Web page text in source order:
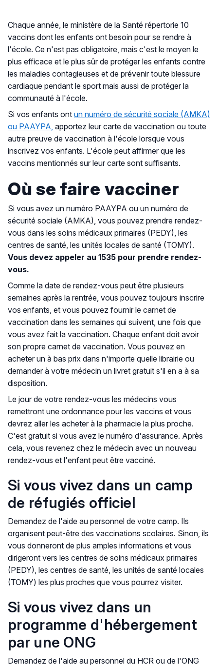
Chaque année, le ministère de la Santé répertorie 10
vaccins dont les enfants ont besoin pour se rendre à
l'école. Ce n'est pas obligatoire, mais c'est le moyen le
plus efficace et le plus sûr de protéger les enfants contre
les maladies contagieuses et de prévenir toute blessure
cardiaque pendant le sport mais aussi de protéger la
communauté à l'école.
Si vos enfants ont un numéro de sécurité sociale (AMKA)
ou PAAYPA, apportez leur carte de vaccination ou toute
autre preuve de vaccination à l'école lorsque vous
inscrivez vos enfants. L'école peut affirmer que les
vaccins mentionnés sur leur carte sont suffisants.
Où se faire vacciner
Si vous avez un numéro PAAYPA ou un numéro de
sécurité sociale (AMKA), vous pouvez prendre rendez-
vous dans les soins médicaux primaires (PEDY), les
centres de santé, les unités locales de santé (TOMY).
Vous devez appeler au 1535 pour prendre rendez-
vous.
Comme la date de rendez-vous peut être plusieurs
semaines après la rentrée, vous pouvez toujours inscrire
vos enfants, et vous pouvez fournir le carnet de
vaccination dans les semaines qui suivent, une fois que
vous avez fait la vaccination. Chaque enfant doit avoir
son propre carnet de vaccination. Vous pouvez en
acheter un à bas prix dans n'importe quelle librairie ou
demander à votre médecin un livret gratuit s'il en a à sa
disposition.
Le jour de votre rendez-vous les médecins vous
remettront une ordonnance pour les vaccins et vous
devrez aller les acheter à la pharmacie la plus proche.
C'est gratuit si vous avez le numéro d'assurance. Après
cela, vous revenez chez le médecin avec un nouveau
rendez-vous et l'enfant peut être vacciné.
Si vous vivez dans un camp
de réfugiés officiel
Demandez de l'aide au personnel de votre camp. Ils
organisent peut-être des vaccinations scolaires. Sinon, ils
vous donneront de plus amples informations et vous
dirigeront vers les centres de soins médicaux primaires
(PEDY), les centres de santé, les unités de santé locales
(TOMY) les plus proches que vous pourrez visiter.
Si vous vivez dans un
programme d'hébergement
par une ONG
Demandez de l'aide au personnel du HCR ou de l'ONG